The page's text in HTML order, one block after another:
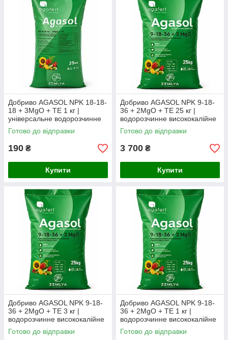
Добриво AGASOL NPK 18-18-
18 + 3MgO + TE 1 кг |
універсальне водорозчинне
комплексне NPK добриво з
магнієм (фасоване з мішка)
Готово до відправки
190 ₴
Купити
Добриво AGASOL NPK 9-18-
36 + 2MgO + TE 25 кг |
водорозчинне висококалійне
NPK-добриво (заводський
мішок)
Готово до відправки
3 700 ₴
Купити
Добриво AGASOL NPK 9-18-
36 + 2MgO + TE 3 кг |
водорозчинне висококалійне
NPK-добриво (фасоване з
мішка)
Готово до відправки
Добриво AGASOL NPK 9-18-
36 + 2MgO + TE 1 кг |
водорозчинне висококалійне
NPK-добриво (фасоване з
мішка)
Готово до відправки